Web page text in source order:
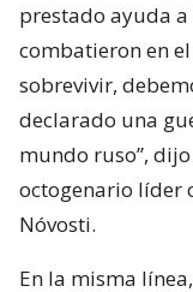
prestado ayuda
combatieron en
sobrevivir,
declarado una
mundo ruso”,
octogenario líder
Nóvosti.
En la misma